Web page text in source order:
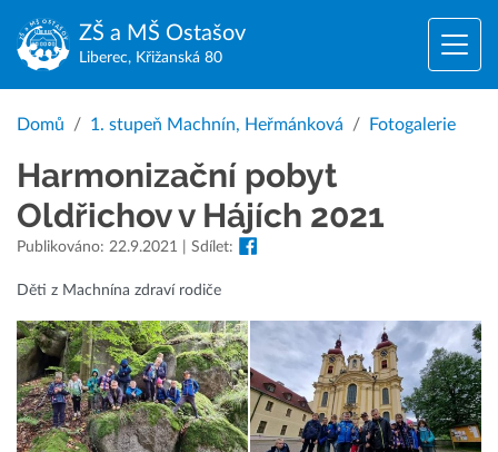
ZŠ a MŠ Ostašov
Liberec, Křižanská 80
Domů 1. stupeň Machnín, Heřmánková Fotogalerie
Harmonizační pobyt
Oldřichov v Hájích 2021
Publikováno: 22.9.2021 | Sdílet:
Děti z Machnína zdraví rodiče